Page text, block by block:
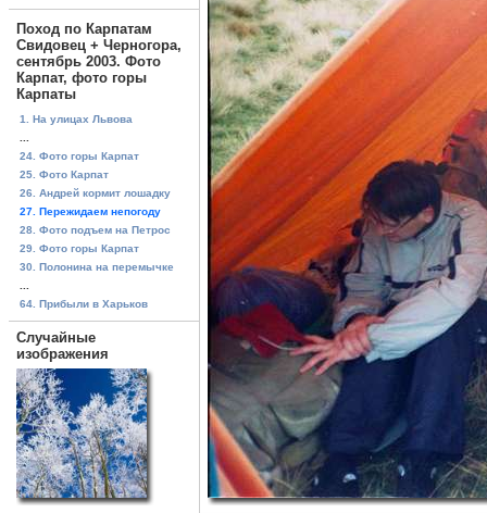
Поход по Карпатам
Свидовец + Черногора,
сентябрь 2003. Фото
Карпат, фото горы
Карпаты
1. На улицах Львова
24. Фото горы Карпат
25. Фото Карпат
26. Андрей кормит лошадку
27. Пережидаем непогоду
28. Фото подъем на Петрос
29. Фото горы Карпат
30. Полонина на перемычке
64. Прибыли в Харьков
Случайные
изображения